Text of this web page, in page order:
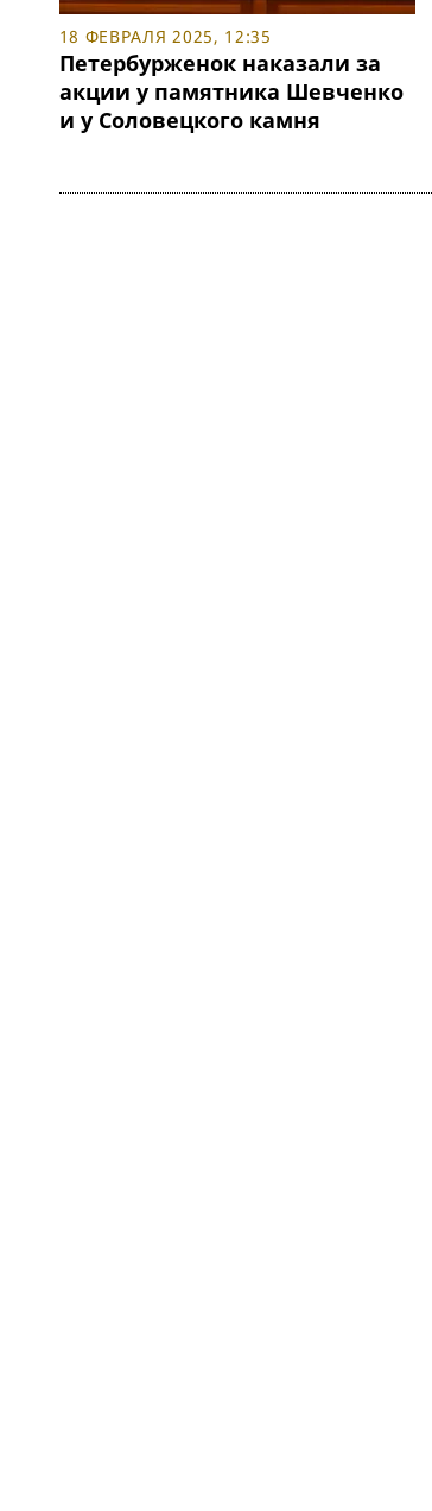
18 ФЕВРАЛЯ 2025, 12:35
Петербурженок наказали за
акции у памятника Шевченко
и у Соловецкого камня